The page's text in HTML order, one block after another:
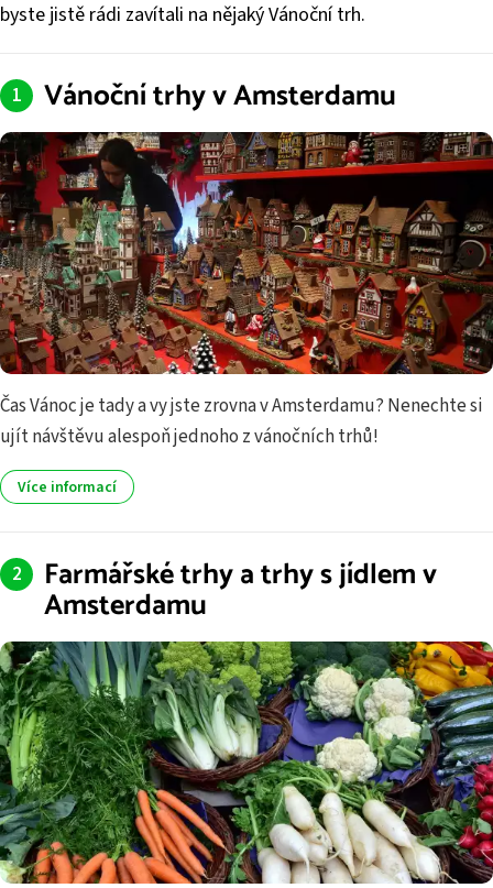
byste jistě rádi zavítali na nějaký Vánoční trh.
Vánoční trhy v Amsterdamu
Čas Vánoc je tady a vy jste zrovna v Amsterdamu? Nenechte si
ujít návštěvu alespoň jednoho z vánočních trhů!
Více informací
Farmářské trhy a trhy s jídlem v
Amsterdamu